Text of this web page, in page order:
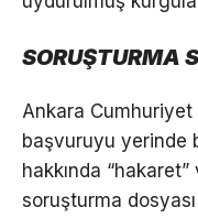
SORUŞTURMA
Ankara Cumhuriyet
başvuruyu yerinde
hakkında
soruşturma